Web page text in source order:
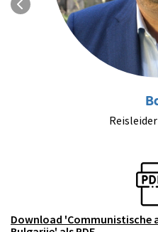
Download 'Communistische